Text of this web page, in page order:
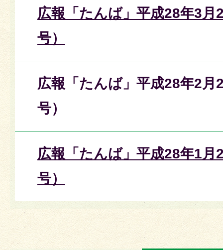
広報「たんば」平成28年3月
号）
広報「たんば」平成28年2月
号）
広報「たんば」平成28年1月
号）